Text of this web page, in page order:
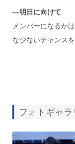
―明日に向けて
メンバーになるか
な少ないチャンス
フォトギャラ